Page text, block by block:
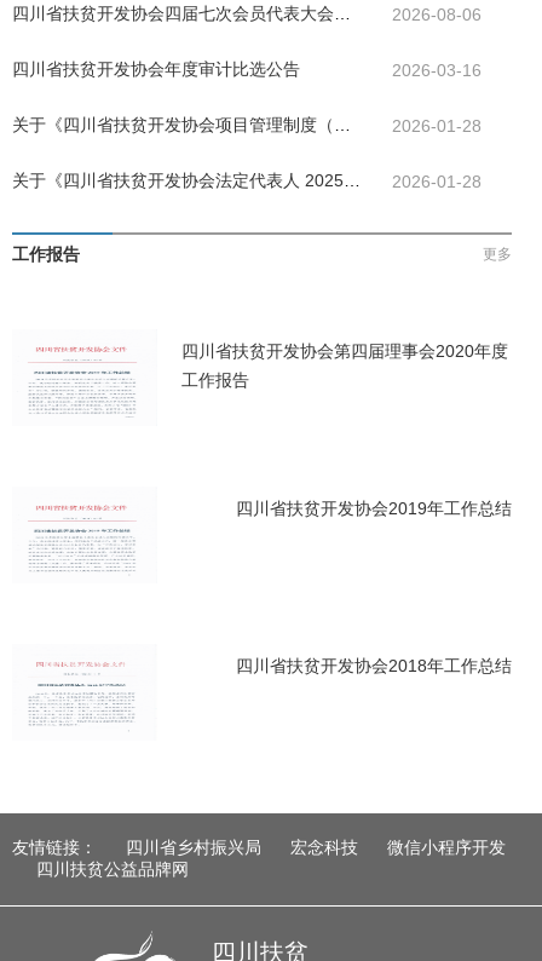
四川省扶贫开发协会四届七次会员代表大会公
2026-08-06
四川省扶贫开发协会年度审计比选公告 2026-03-16
关于《四川省扶贫开发协会项目管理制度（试
2026-01-28
关于《四川省扶贫开发协会法定代表人 2025年
2026-01-28
工作报告 更多
四川省扶贫开发协会第四届理事会2020年度
工作报告
四川省扶贫开发协会2019年工作总结
四川省扶贫开发协会2018年工作总结
友情链接： 四川省乡村振兴局 宏念科技
微信小程序开发
四川扶贫公益品牌网
四川扶贫